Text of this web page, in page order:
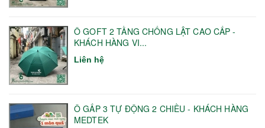
Ô GOFT 2 TẦNG CHỐNG LẬT CAO CẤP -
KHÁCH HÀNG VI...
Liên hệ
Ô GẤP 3 TỰ ĐỘNG 2 CHIỀU - KHÁCH HÀNG
MEDTEK